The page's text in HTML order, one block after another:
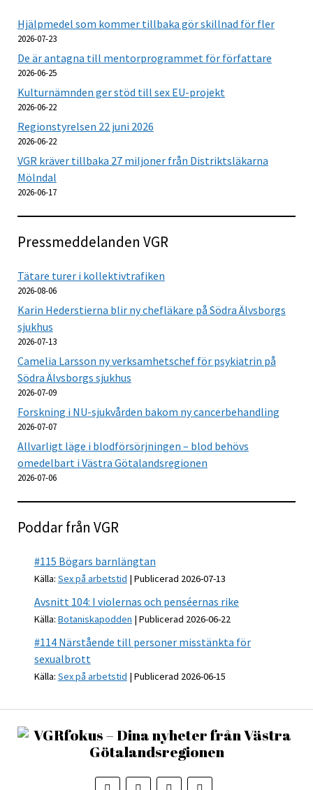
Hjälpmedel som kommer tillbaka gör skillnad för fler
2026-07-23
De är antagna till mentorprogrammet för författare
2026-06-25
Kulturnämnden ger stöd till sex EU-projekt
2026-06-22
Regionstyrelsen 22 juni 2026
2026-06-22
VGR kräver tillbaka 27 miljoner från Distriktsläkarna
Mölndal
2026-06-17
Pressmeddelanden VGR
Tätare turer i kollektivtrafiken
2026-08-06
Karin Hederstierna blir ny chefläkare på Södra Älvsborgs
sjukhus
2026-07-13
Camelia Larsson ny verksamhetschef för psykiatrin på
Södra Älvsborgs sjukhus
2026-07-09
Forskning i NU-sjukvården bakom ny cancerbehandling
2026-07-07
Allvarligt läge i blodförsörjningen – blod behövs
omedelbart i Västra Götalandsregionen
2026-07-06
Poddar från VGR
#115 Bögars barnlängtan
Källa: Sex på arbetstid Publicerad 2026-07-13
Avsnitt 104: I violernas och penséernas rike
Källa: Botaniskapodden Publicerad 2026-06-22
#114 Närstående till personer misstänkta för
sexualbrott
Källa: Sex på arbetstid Publicerad 2026-06-15